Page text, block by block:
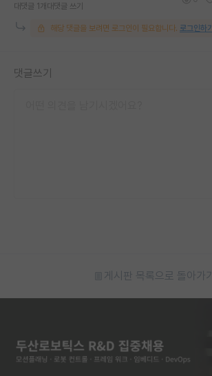
반도체 아카데미
대댓글 1개 대댓글 쓰기
해당 댓글을 보려면 로그인이 필요합니다. 로그인하기
댓글쓰기
게시판 목록으로 돌아가기